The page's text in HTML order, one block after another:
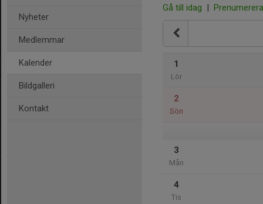
Nyheter
Medlemmar
Kalender
Bildgalleri
Kontakt
Gå till idag | Prenumerera
1
Lör
2
Sön
3
Mån
4
Tis